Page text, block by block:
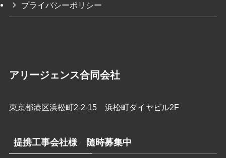
プライバシーポリシー
アリージェンス合同会社
東京都港区浜松町2-2-15 浜松町ダイヤビル2F
提携工事会社様 随時募集中